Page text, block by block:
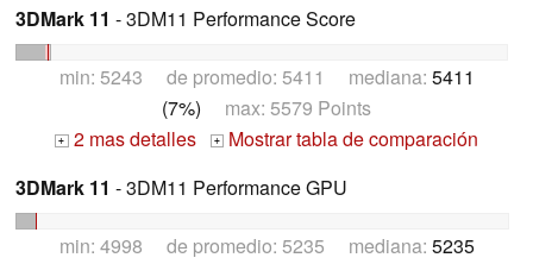
3DMark 11 - 3DM11 Performance Score
min: 5243 de promedio: 5411 mediana: 5411
(7%) max: 5579 Points
+ 2 mas detalles +
Mostrar tabla de comparación
3DMark 11 - 3DM11 Performance GPU
min: 4998 de promedio: 5235 mediana: 5235